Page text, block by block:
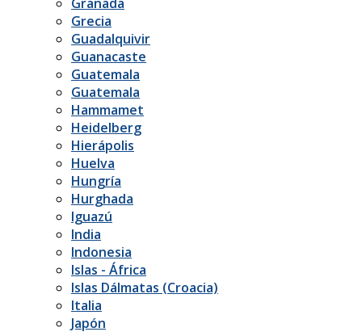
Grecia
Guadalquivir
Guanacaste
Guatemala
Guatemala
Hammamet
Heidelberg
Hierápolis
Huelva
Hungría
Hurghada
Iguazú
India
Indonesia
Islas - África
Islas Dálmatas (Croacia)
Italia
Japón